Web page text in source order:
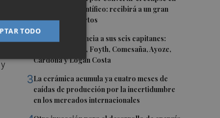
un referente científico: recibirá a un gran
equipo de expertos
2 El Villarreal anuncia a sus seis capitanes:
Gerard Moreno, Foyth, Comesaña, Ayoze,
Cardona y Logan Costa
3La cerámica acumula ya cuatro meses de
caídas de producción por la incertidumbre
en los mercados internacionales
TODO